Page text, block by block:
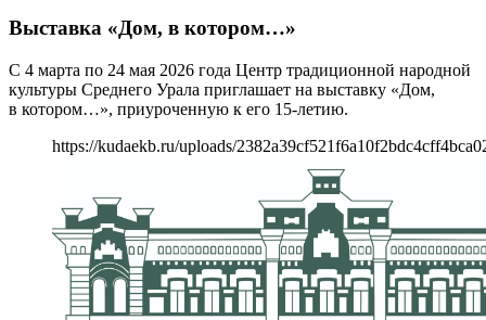
Выставка «Дом, в котором…»
С 4 марта по 24 мая 2026 года Центр традиционной народной
культуры Среднего Урала приглашает на выставку «Дом,
в котором…», приуроченную к его 15-летию.
https://kudaekb.ru/uploads/